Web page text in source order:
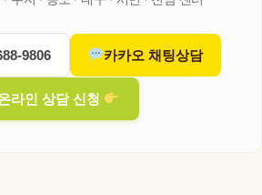
9806 카카오 채팅상담
라인 상담 신청